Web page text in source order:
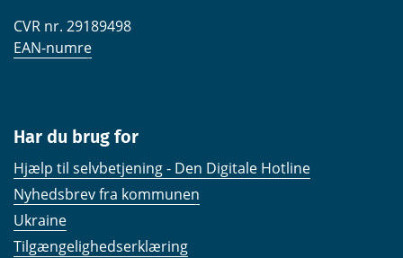
CVR nr. 29189498
EAN-numre
Har du brug for
Hjælp til selvbetjening - Den Digitale Hotline
Nyhedsbrev fra kommunen
Ukraine
Tilgængelighedserklæring